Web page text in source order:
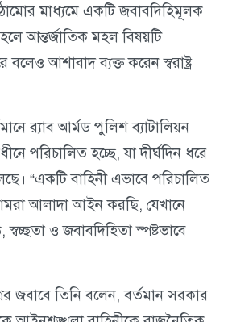
মাধ্যমে একটি জবাবদিহিমূলক
আন্তর্জাতিক মহল বিষয়টি
বলেও আশাবাদ ব্যক্ত করেন স্বরাষ্ট্র
র‍্যাব আর্মড পুলিশ ব্যাটালিয়ন
পরিচালিত হচ্ছে, যা দীর্ঘদিন ধরে
“একটি বাহিনী এভাবে পরিচালিত
আলাদা আইন করছি, যেখানে
স্বচ্ছতা ও জবাবদিহিতা স্পষ্টভাবে
জবাবে তিনি বলেন, বর্তমান সরকার